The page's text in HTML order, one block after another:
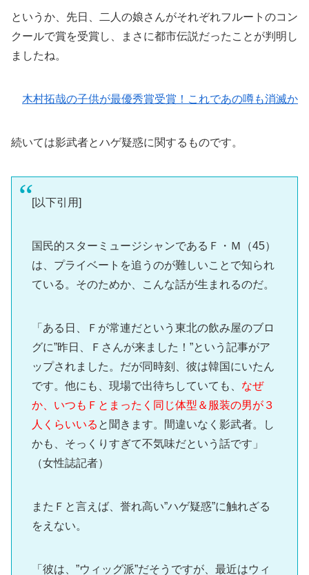
というか、先日、二人の娘さんがそれぞれフルートのコン
クールで賞を受賞し、まさに都市伝説だったことが判明し
ましたね。
木村拓哉の子供が最優秀賞受賞！これであの噂も消滅か
続いては影武者とハゲ疑惑に関するものです。
[以下引用]
国民的スターミュージシャンであるＦ・Ｍ（45）
は、プライベートを追うのが難しいことで知られ
ている。そのためか、こんな話が生まれるのだ。
「ある日、Ｆが常連だという東北の飲み屋のブロ
グに”昨日、Ｆさんが来ました！”という記事がア
ップされました。だが同時刻、彼は韓国にいたん
です。他にも、現場で出待ちしていても、 なぜ
か、いつもＦとまったく同じ体型＆服装の男が３
人くらいいる と聞きます。間違いなく影武者。し
かも、そっくりすぎて不気味だという話です」
（女性誌記者）
またＦと言えば、誉れ高い”ハゲ疑惑”に触れざる
をえない。
「彼は、”ウィッグ派”だそうですが、最近はウィ